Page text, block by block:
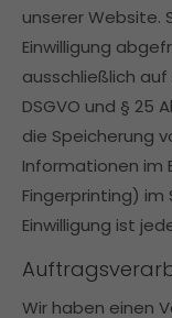
unserer Website.
Einwilligung
ausschließlich auf
DSGVO und § 25
die Speicherung
Informationen im
Fingerprinting) im
Einwilligung ist
Wir haben einen